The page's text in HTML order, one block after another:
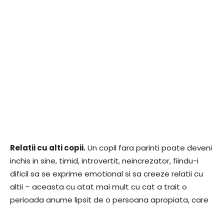
Relatii cu alti copii.Un copil fara parinti poate deveni
inchis in sine, timid, introvertit, neincrezator, fiindu-i
dificil sa se exprime emotional si sa creeze relatii cu
altii – aceasta cu atat mai mult cu cat a trait o
perioada anume lipsit de o persoana apropiata, care